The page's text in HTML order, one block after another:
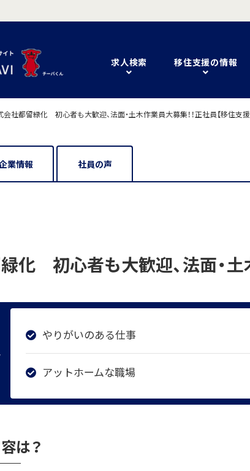
求人検索 移住支援の情報
会社都留緑化 初心者も大歓迎、法面・土木作業員大募集！！正社員【移住支
業情報 社員の声
化 初心者も大歓迎、法面・土
やりがいのある仕事
アットホームな職場
は？